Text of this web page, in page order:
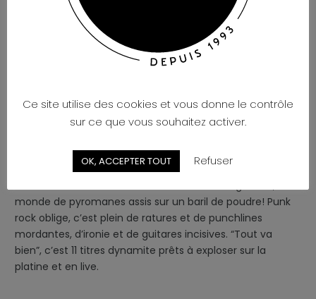
décapant, intitulé “Tout va bien”, toujours aussi grinçant,
nerveux et irrévérencieux. Arno signe un album en forme
monde de pyromanes assis sur un baril de poudre! Punk
rock oblige, c’est plein de ratures et de punchlines
mordantes, d’ironie et de guitares incisives. “Tout va
bien”, c’est 11 titres dynamite prêts à exploser sur la
platine et en live.
Ce site utilise des cookies et vous donne le contrôle
sur ce que vous souhaitez activer.
OK, ACCEPTER TOUT Refuser